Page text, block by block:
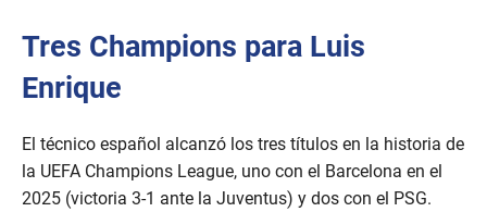
Tres Champions para Luis
Enrique
El técnico español alcanzó los tres títulos en la historia de
la UEFA Champions League, uno con el Barcelona en el
2025 (victoria 3-1 ante la Juventus) y dos con el PSG.